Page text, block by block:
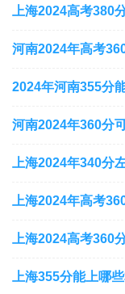
上海2024高考380
河南2024年高考
2024年河南355分
河南2024年360分
上海2024年340分
上海2024年高考
上海2024高考360
上海355分能上哪